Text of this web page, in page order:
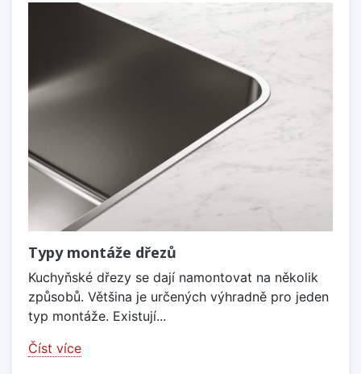
Typy montáže dřezů
Kuchyňské dřezy se dají namontovat na několik
způsobů. Většina je určených výhradně pro jeden
typ montáže. Existují...
Číst více